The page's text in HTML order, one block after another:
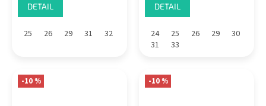
DETAIL
25 26 29 31 32
DETAIL
24 25 26 29
30
31
33
-10 % -10 %